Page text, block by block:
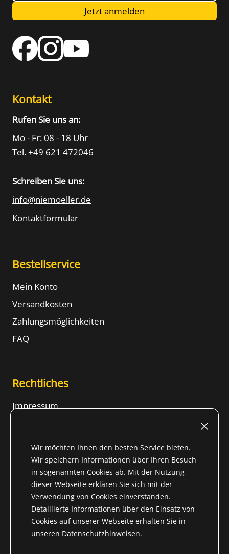
Jetzt anmelden
Kontakt
Rufen Sie uns an:
Mo - Fr: 08 - 18 Uhr
Tel. +49 621 472046
Schreiben Sie uns:
info@niemoeller.de
Kontaktformular
Bestellservice
Mein Konto
Versandkosten
Zahlungsmöglichkeiten
FAQ
Rechtliches
Impressum
Datenschutzhinweise
Inhalt
Wir möchten Ihnen den besten Service bieten.
Wir speichern Informationen über Ihren Besuch
in sogenannten Cookies ab. Mit der Nutzung
dieser Webseite erklären Sie sich mit der
Verwendung von Cookies einverstanden.
Detaillierte Informationen über den Einsatz von
Cookies auf unserer Webseite erhalten Sie in
unseren Datenschutzhinweisen.